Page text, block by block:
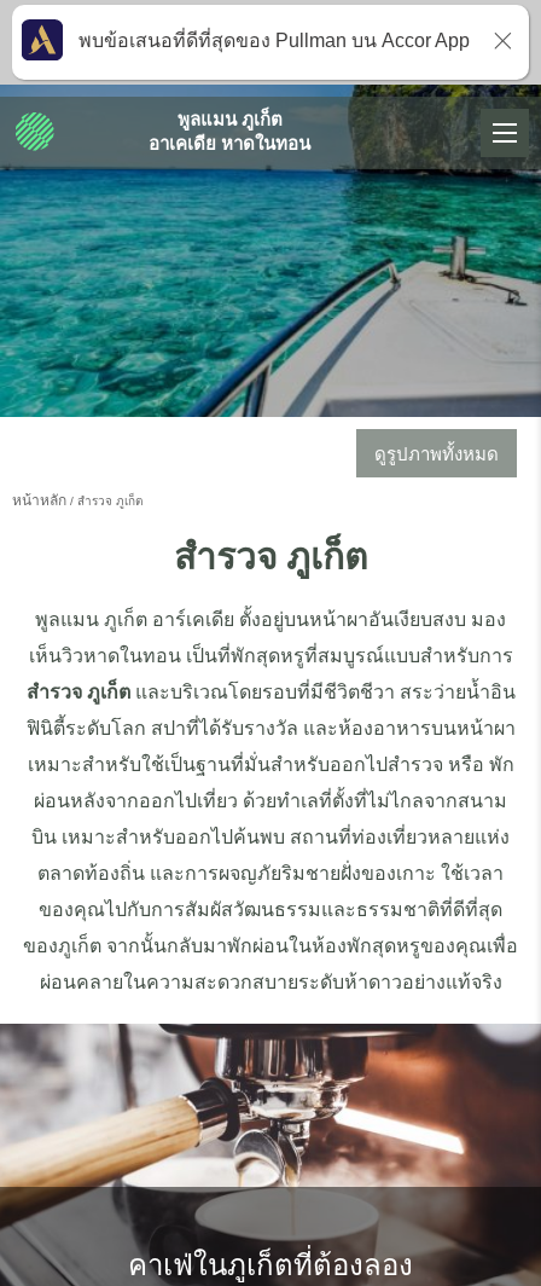
ดูรูปภาพทั้งหมด
หน้าหลัก สำรวจ ภูเก็ต
สำรวจ ภูเก็ต
พูลแมน ภูเก็ต อาร์เคเดีย ตั้งอยู่บนหน้าผาอันเงียบสงบ มอง
เห็นวิวหาดในทอน เป็นที่พักสุดหรูที่สมบูรณ์แบบสำหรับการ
สำรวจ ภูเก็ตและบริเวณโดยรอบที่มีชีวิตชีวา สระว่ายน้ำอิน
ฟินิตี้ระดับโลก สปาที่ได้รับรางวัล และห้องอาหารบนหน้าผา
เหมาะสำหรับใช้เป็นฐานที่มั่นสำหรับออกไปสำรวจ หรือ พัก
ผ่อนหลังจากออกไปเที่ยว ด้วยทำเลที่ตั้งที่ไม่ไกลจากสนาม
บิน เหมาะสำหรับออกไปค้นพบ สถานที่ท่องเที่ยวหลายแห่ง
ตลาดท้องถิ่น และการผจญภัยริมชายฝั่งของเกาะ ใช้เวลา
ของคุณไปกับการสัมผัสวัฒนธรรมและธรรมชาติที่ดีที่สุด
ของภูเก็ต จากนั้นกลับมาพักผ่อนในห้องพักสุดหรูของคุณเพื่อ
ผ่อนคลายในความสะดวกสบายระดับห้าดาวอย่างแท้จริง
คาเฟ่ในภูเก็ตที่ต้องลอง
พูลแมน ภูเก็ต
อาเคเดีย หาดในทอน
พบข้อเสนอที่ดีที่สุดของ Pullman บน Accor App